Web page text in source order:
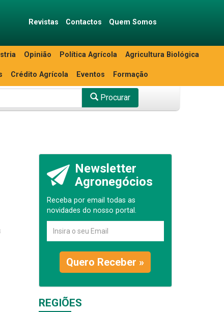
Revistas Contactos Quem Somos
Opinião Política Agrícola Agricultura Biológica
Crédito Agrícola Eventos Formação
Procurar
Newsletter
Agronegócios
Receba por email todas as
novidades do nosso portal.
Quero Receber »
REGIÕES